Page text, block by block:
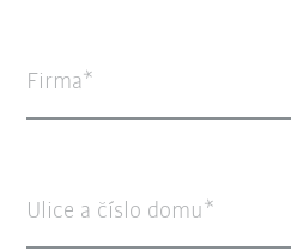
Firma
Ulice a číslo domu